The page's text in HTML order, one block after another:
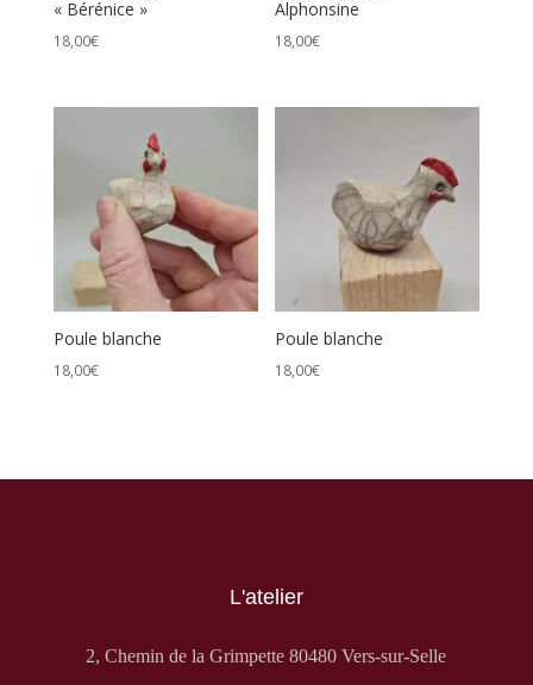
« Bérénice »
18,00€
Alphonsine
18,00€
Poule blanche
18,00€
Poule blanche
18,00€
L'atelier
2, Chemin de la Grimpette 80480 Vers-sur-Selle